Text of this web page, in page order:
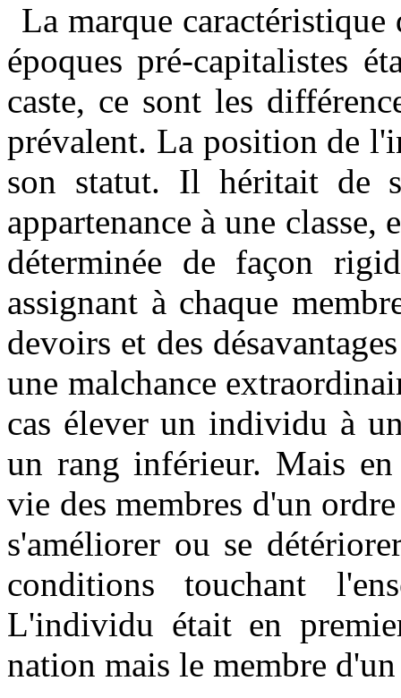
La marque
époques pré-capitalistes
caste, ce sont les
prévalent. La position de
son statut. Il héritait de
appartenance à une
déterminée de façon
assignant à chaque
devoirs et des
une malchance
cas élever un individu à
un rang inférieur. Mais
vie des membres d'un
s'améliorer ou se
conditions touchant
L'individu était en
nation mais le membre